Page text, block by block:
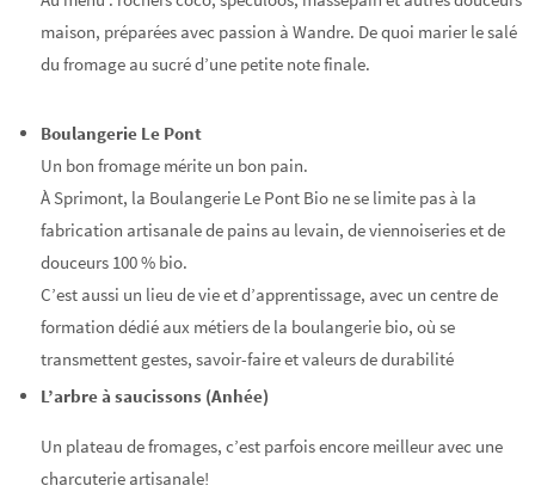
maison, préparées avec passion à Wandre. De quoi marier le salé
du fromage au sucré d’une petite note finale.
Boulangerie Le Pont
Un bon fromage mérite un bon pain.
À Sprimont, la Boulangerie Le Pont Bio ne se limite pas à la
fabrication artisanale de pains au levain, de viennoiseries et de
douceurs 100 % bio.
C’est aussi un lieu de vie et d’apprentissage, avec un centre de
formation dédié aux métiers de la boulangerie bio, où se
transmettent gestes, savoir-faire et valeurs de durabilité
L’arbre à saucissons (Anhée)
Un plateau de fromages, c’est parfois encore meilleur avec une
charcuterie artisanale!